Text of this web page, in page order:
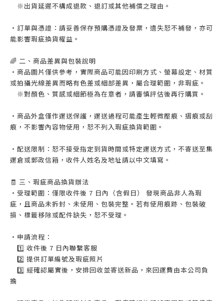
※出貨延遲不構成退款、退訂或其他補償之理由。
・訂單與憑證：請妥善保存預購憑證及發票，遺失恕不補發，亦可
能影響瑕疵換貨權益。
🌈 二、商品差異與包裝說明
・商品圖片僅供參考，實際商品可能因印刷方式、螢幕設定、材質
或拍攝光線差異而略有色差或細部差異，屬合理範圍，非瑕疵。
※對顏色、質感或細節極為在意者，請審慎評估後再行購買。
・商品外盒僅作運送保護，運送過程可能產生輕微壓痕、摺痕或刮
痕，不影響內容物使用，恕不列入瑕疵換貨範圍。
・配送限制：恕不接受指定到貨時間或特定運送方式，不寄送至集
運倉或郵政信箱，收件人姓名及地址請以中文填寫。
🧾 三、瑕疵商品換貨辦法
・受理範圍：僅限收件後 7 日內（含假日） 發現商品非人為瑕
疵，且商品未拆封、未使用、包裝完整。若有使用痕跡、包裝破
損、標籤移除或配件缺失，恕不受理。
・申請流程：
1️⃣ 收件後 7 日內聯繫客服
2️⃣ 提供訂單編號及瑕疵照片
3️⃣ 經確認屬實後，安排回收並寄送新品，來回運費由本公司負
擔